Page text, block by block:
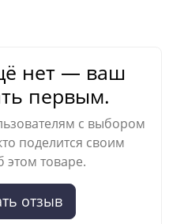
нет — ваш
первым.
с выбором
поделится своим
товаре.
отзыв